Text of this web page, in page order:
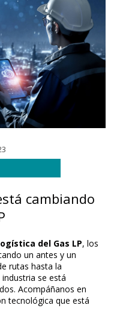
cambiando
del Gas LP, los
un antes y un
rutas hasta la
se está
Acompáñanos en
tecnológica que está